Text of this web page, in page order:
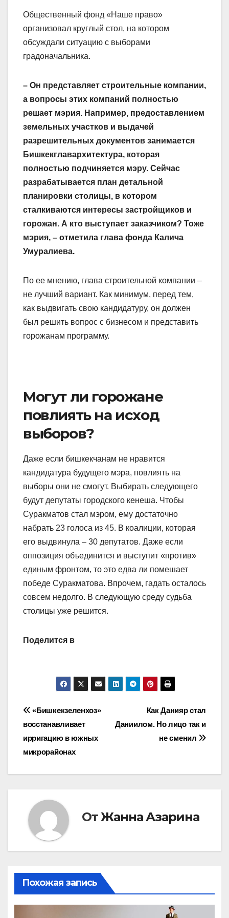
Общественный фонд «Наше право»
организовал круглый стол, на котором
обсуждали ситуацию с выборами
градоначальника.
– Он представляет строительные компании,
а вопросы этих компаний полностью
решает мэрия. Например, предоставлением
земельных участков и выдачей
разрешительных документов занимается
Бишкекглавархитектура, которая
полностью подчиняется мэру. Сейчас
разрабатывается план детальной
планировки столицы, в котором
сталкиваются интересы застройщиков и
горожан. А кто выступает заказчиком? Тоже
мэрия, – отметила глава фонда Калича
Умуралиева.
По ее мнению, глава строительной компании –
не лучший вариант. Как минимум, перед тем,
как выдвигать свою кандидатуру, он должен
был решить вопрос с бизнесом и представить
горожанам программу.
Могут ли горожане
повлиять на исход
выборов?
Даже если бишкекчанам не нравится
кандидатура будущего мэра, повлиять на
выборы они не смогут. Выбирать следующего
будут депутаты городского кенеша. Чтобы
Суракматов стал мэром, ему достаточно
набрать 23 голоса из 45. В коалиции, которая
его выдвинула – 30 депутатов. Даже если
оппозиция объединится и выступит «против»
единым фронтом, то это едва ли помешает
победе Суракматова. Впрочем, гадать осталось
совсем недолго. В следующую среду судьба
столицы уже решится.
Поделится в
Навигация
по
записям
Как Данияр стал
Даниилом. Но лицо так и
не сменил
«Бишкекзеленхоз»
восстанавливает
ирригацию в южных
микрорайонах
ОтЖанна Азарина
Похожая запись